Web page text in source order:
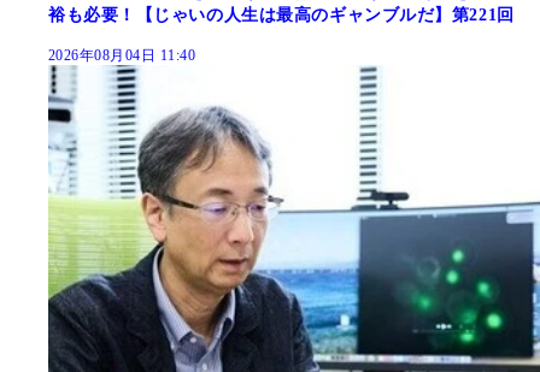
裕も必要！【じゃいの人生は最高のギャンブルだ】第221回
2026年08月04日 11:40